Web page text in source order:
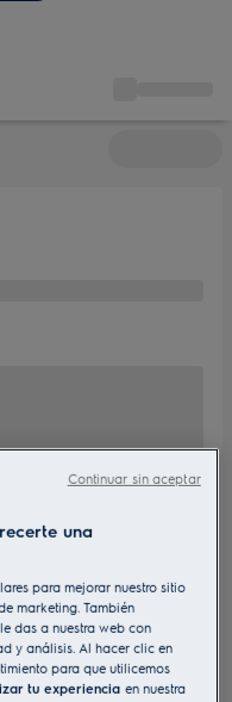
una
para mejorar nuestro sitio
marketing. También
das a nuestra web con
y análisis. Al hacer clic en
para que utilicemos
tu experienciaen nuestra
Continuar sin aceptar